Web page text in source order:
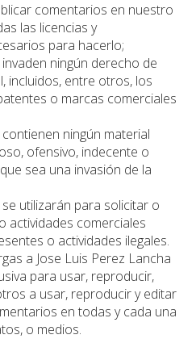
comentarios en nuestro
las licencias y
para hacerlo;
ningún derecho de
incluidos, entre otros, los
o marcas comerciales
ningún material
ofensivo, indecente o
sea una invasión de la
utilizarán para solicitar o
actividades comerciales
o actividades ilegales.
a Jose Luis Perez Lancha
para usar, reproducir,
a usar, reproducir y editar
en todas y cada una
o medios.